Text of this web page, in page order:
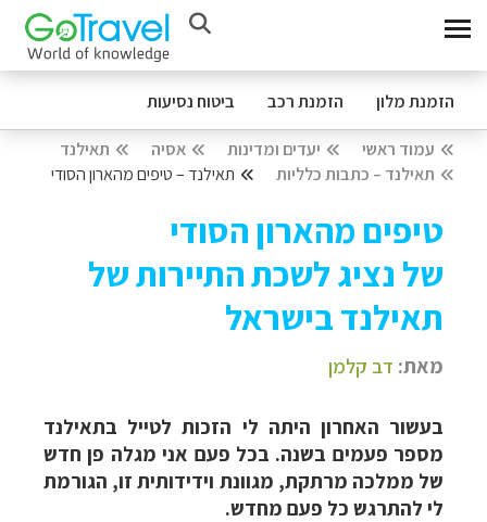
הזמנת מלון הזמנת רכב ביטוח נסיעות
עמוד ראשי יעדים ומדינות אסיה
תאילנד
תאילנד – כתבות כלליות
תאילנד – טיפים מהארון הסודי
טיפים מהארון הסודי
של נציג לשכת התיירות של
תאילנד בישראל
מאת: דב קלמן
בעשור האחרון היתה לי הזכות לטייל בתאילנד
מספר פעמים בשנה. בכל פעם אני מגלה פן חדש
של ממלכה מרתקת, מגוונת וידידותית זו, הגורמת
לי להתרגש כל פעם מחדש.